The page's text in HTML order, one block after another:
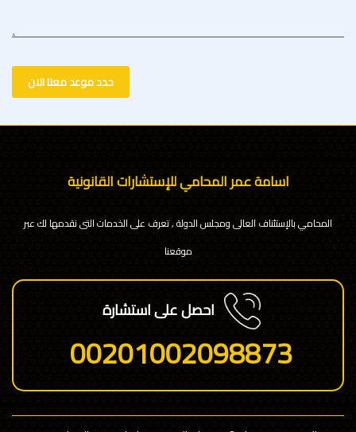
حدد موعد معنا الان
اسامة عمر المحامي للإستشارات القانونية
المحامي بالإستئناف العالى ومجلس الدولة , تعرف على الخدمات التى نقدمها لك عبر
موقعنا
احصل على استشارة
00201002098873